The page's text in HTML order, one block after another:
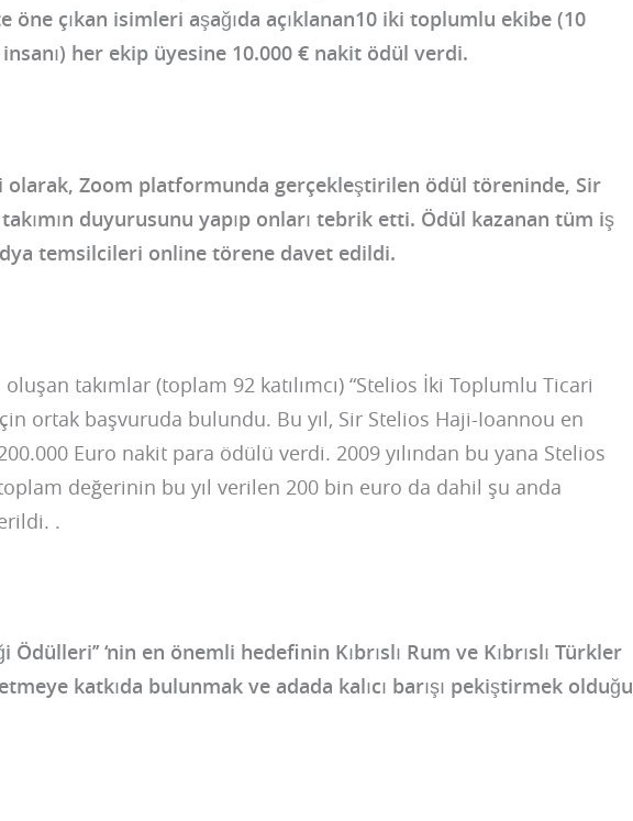
öne çıkan isimleri aşağıda açıklanan10 iki toplumlu ekibe (10
insanı) her ekip üyesine 10.000 € nakit ödül verdi.
olarak, Zoom platformunda gerçekleştirilen ödül töreninde, Sir
duyurusunu yapıp onları tebrik etti. Ödül kazanan tüm iş
temsilcileri online törene davet edildi.
oluşan takımlar (toplam 92 katılımcı) “Stelios İki Toplumlu Ticari
ortak başvuruda bulundu. Bu yıl, Sir Stelios Haji-Ioannou en
Euro nakit para ödülü verdi. 2009 yılından bu yana Stelios
değerinin bu yıl verilen 200 bin euro da dahil şu anda
.
‘nin en önemli hedefinin Kıbrıslı Rum ve Kıbrıslı Türkler
katkıda bulunmak ve adada kalıcı barışı pekiştirmek olduğu